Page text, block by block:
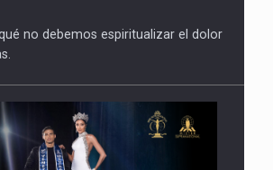
no debemos espiritualizar el dolor